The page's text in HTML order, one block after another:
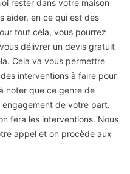
rester dans votre maison
aider, en ce qui est des
tout cela, vous pourrez
délivrer un devis gratuit
Cela va vous permettre
interventions à faire pour
noter que ce genre de
de votre part.
fera les interventions. Nous
appel et on procède aux